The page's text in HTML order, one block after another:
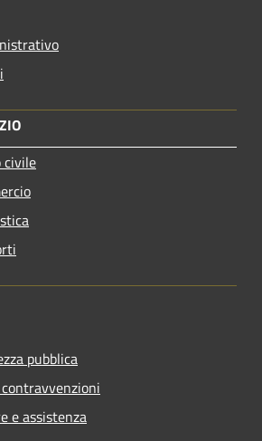
civile
pubblica
e assistenza